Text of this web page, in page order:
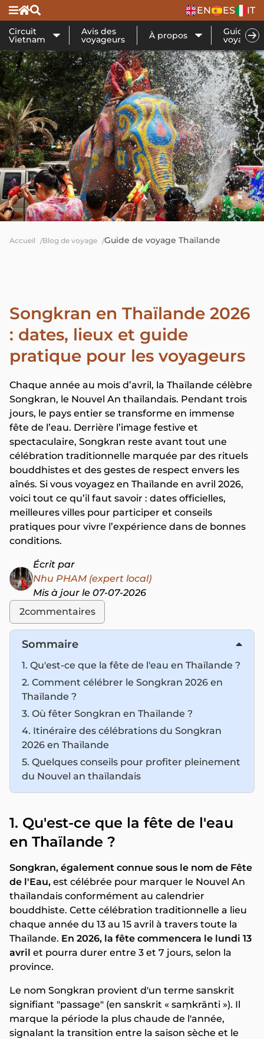
EN ES IT
Circuit
Vietnam
Avis des
voyageurs À propos Guide de
voyage
Accueil Blog de voyage Guide de voyage Thaïlande
Songkran en Thaïlande 2026
: dates, lieux et guide
pratique pour les voyageurs
Chaque année au mois d’avril, la Thaïlande célèbre
Songkran, le Nouvel An thaïlandais. Pendant trois
jours, le pays entier se transforme en immense
fête de l’eau. Derrière l’image festive et
spectaculaire, Songkran reste avant tout une
célébration traditionnelle marquée par des rituels
bouddhistes et des gestes de respect envers les
aînés. Si vous voyagez en Thaïlande en avril 2026,
voici tout ce qu’il faut savoir : dates officielles,
meilleures villes pour participer et conseils
pratiques pour vivre l’expérience dans de bonnes
conditions.
Écrit par
Nhu PHAM (expert local)
Mis à jour le 07-07-2026
2commentaires
Sommaire
1. Qu'est-ce que la fête de l'eau en Thaïlande ?
2. Comment célébrer le Songkran 2026 en
Thaïlande ?
3. Où fêter Songkran en Thaïlande ?
4. Itinéraire des célébrations du Songkran
2026 en Thaïlande
5. Quelques conseils pour profiter pleinement
du Nouvel an thaïlandais
1. Qu'est-ce que la fête de l'eau
en Thaïlande ?
Songkran, également connue sous le nom de Fête
de l'Eau, est célébrée pour marquer le Nouvel An
thaïlandais conformément au calendrier
bouddhiste. Cette célébration traditionnelle a lieu
chaque année du 13 au 15 avril à travers toute la
Thaïlande. En 2026, la fête commencera le lundi 13
avril et pourra durer entre 3 et 7 jours, selon la
province.
Le nom Songkran provient d'un terme sanskrit
signifiant "passage" (en sanskrit « saṃkrānti »). Il
marque la période la plus chaude de l'année,
signalant la transition entre la saison sèche et le